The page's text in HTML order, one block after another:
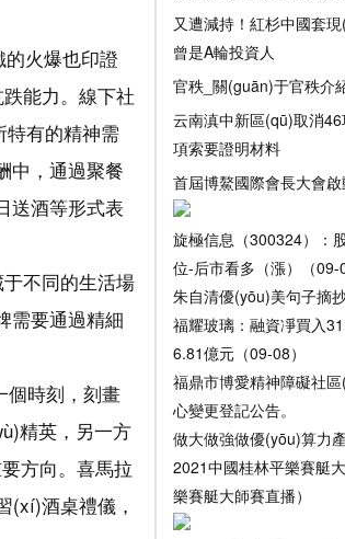
火爆也印證
能力。線下社
特有的精神需
中，通過聚餐
送酒等形式表
不同的生活場
需要通過精細
個時刻，刻畫
精英，另一方
方向。喜馬拉
(xí)酒桌禮儀，
又遭減持！紅杉中國套
曾是A輪投資人
官秩_關(guān)于官秩介
云南滇中新區(qū)取消
項索要證明材料
首屆博鰲國際會長大會
旋極信息（300324）：
位-后市看多（漲）（09-
朱自清優(yōu)美句子摘
福耀玻璃：融資凈買入
6.81億元（09-08）
福鼎市博愛精神障礙社
心變更登記公告。
做大做強做優(yōu)算力
2021中國桂林平樂賽艇
樂賽艇大師賽直播）